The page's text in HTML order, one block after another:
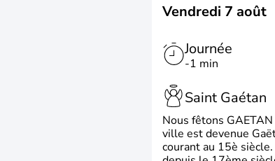
Vendredi 7 août
Journée
-1 min
Saint Gaétan
Nous fêtons
ville est devenue
courant au 15è